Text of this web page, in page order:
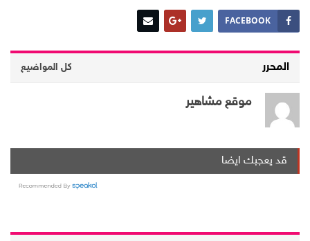
FACEBOOK
المحرر كل المواضيع
موقع مشاهير
قد يعجبك ايضا